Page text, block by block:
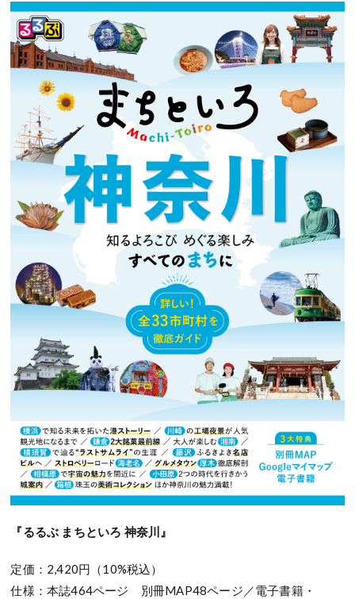
『るるぶ まちといろ 神奈川』
定価：2,420円（10%税込）
仕様：本誌464ページ 別冊MAP48ページ／電子書籍・